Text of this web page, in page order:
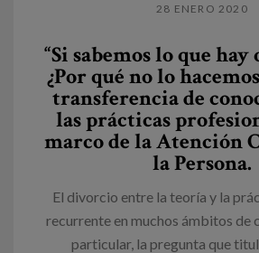
28 ENERO 2020
“Si sabemos lo que
¿Por qué no lo
transferencia de
las prácticas
marco de la Atención
la Persona.
El divorcio entre la teoría y la
recurrente en muchos ámbitos de
particular, la pregunta que